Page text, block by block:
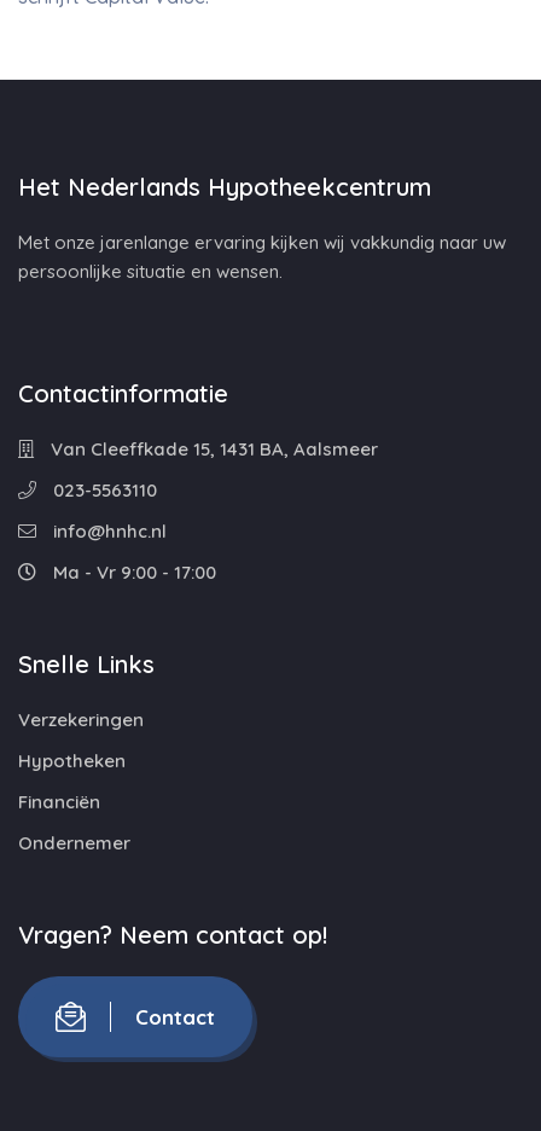
Het Nederlands Hypotheekcentrum
Met onze jarenlange ervaring kijken wij vakkundig naar uw
persoonlijke situatie en wensen.
Contactinformatie
Van Cleeffkade 15, 1431 BA, Aalsmeer
023-5563110
info@hnhc.nl
Ma - Vr 9:00 - 17:00
Snelle Links
Verzekeringen
Hypotheken
Financiën
Ondernemer
Vragen? Neem contact op!
Contact